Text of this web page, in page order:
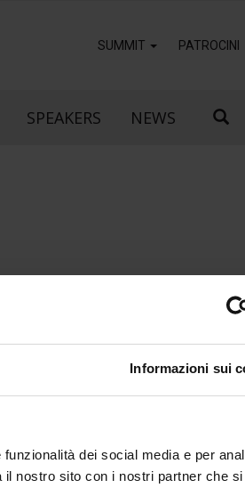
Informazioni sui
dei social media e per
nostro sito con i nostri partner che
SUMMIT PATROCINI
SPEAKERS NEWS